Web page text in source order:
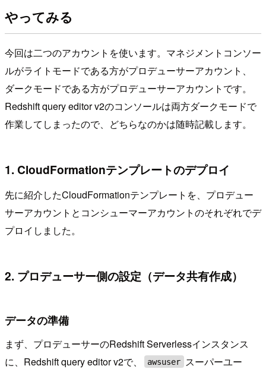
やってみる
今回は二つのアカウントを使います。マネジメントコンソー
ルがライトモードである方がプロデューサーアカウント、
ダークモードである方がプロデューサーアカウントです。
Redshift query editor v2のコンソールは両方ダークモードで
作業してしまったので、どちらなのかは随時記載します。
1. CloudFormationテンプレートのデプロイ
先に紹介したCloudFormationテンプレートを、プロデュー
サーアカウントとコンシューマーアカウントのそれぞれでデ
プロイしました。
2. プロデューサー側の設定（データ共有作成）
データの準備
まず、プロデューサーのRedshift Serverlessインスタンス
に、Redshift query editor v2で、
awsuser スーパーユー